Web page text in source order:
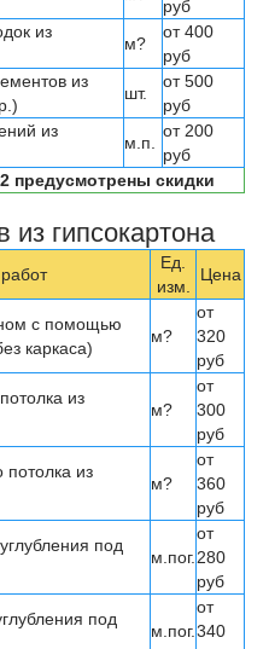
руб
из
м?
от 400
руб
из
шт.
от 500
руб
из
м.п.
от 200
руб
предусмотрены скидки
из гипсокартона
Ед.
изм.
Цена
с помощью
каркаса)
м?
от
320
руб
из
м?
от
300
руб
потолка из
м?
от
360
руб
под
м.пог.
от
280
руб
под
м.пог.
от
340